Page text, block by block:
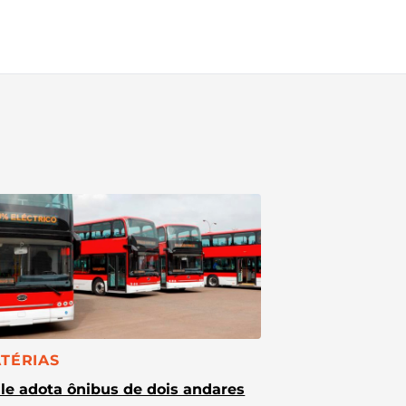
adota ônibus de dois andares